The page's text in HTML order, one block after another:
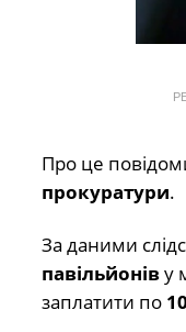
Про це
прокуратури.
За даними
павільйоніву
заплатити по